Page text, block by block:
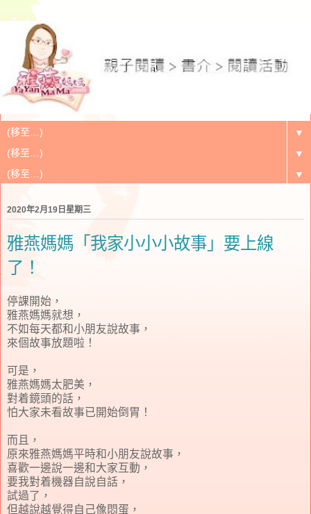
▼
▼
▼
2020年2月19日星期三
雅燕媽媽「我家小小小故事」要上線
了！
停課開始，
雅燕媽媽就想，
不如每天都和小朋友說故事，
來個故事放題啦！
可是，
雅燕媽媽太肥美，
對着鏡頭的話，
怕大家未看故事已開始倒胃！
而且，
原來雅燕媽媽平時和小朋友說故事，
喜歡一邊說一邊和大家互動，
要我對着機器自說自話，
試過了，
但越說越覺得自己像悶蛋，